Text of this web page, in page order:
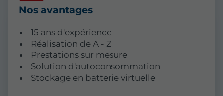
Nos avantages
15 ans d'expérience
Réalisation de A - Z
Prestations sur mesure
Solution d'autoconsommation
Stockage en batterie virtuelle